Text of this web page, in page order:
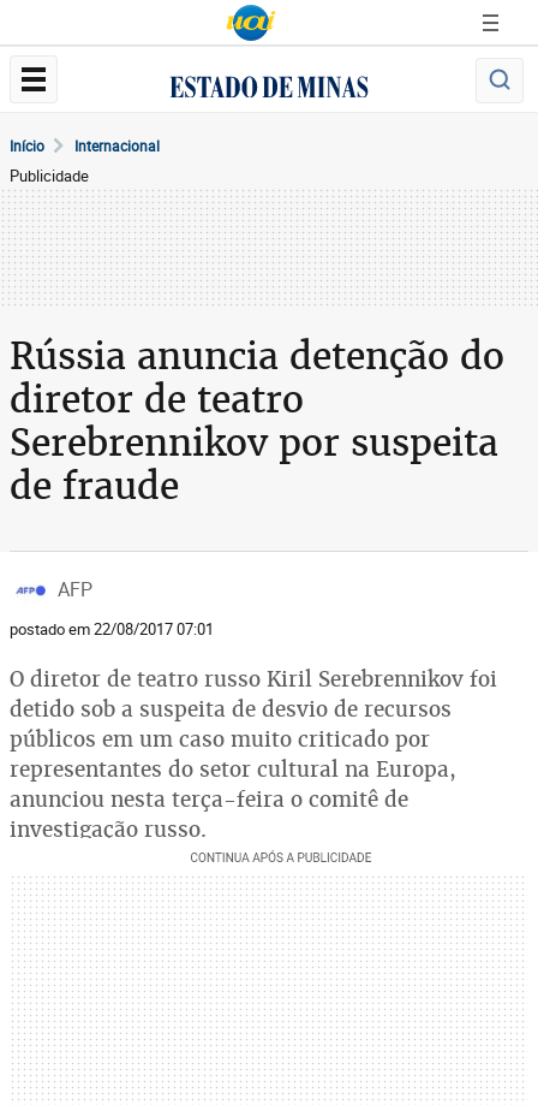
Início Internacional
Publicidade
Rússia anuncia detenção do
diretor de teatro
Serebrennikov por suspeita
de fraude
AFP
postado em 22/08/2017 07:01
O diretor de teatro russo Kiril Serebrennikov foi
detido sob a suspeita de desvio de recursos
públicos em um caso muito criticado por
representantes do setor cultural na Europa,
anunciou nesta terça-feira o comitê de
investigação russo.